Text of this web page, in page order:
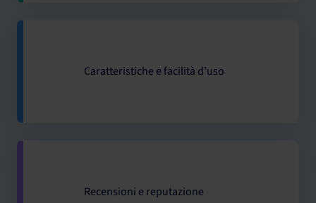
Caratteristiche e facilità d’uso
Recensioni e reputazione